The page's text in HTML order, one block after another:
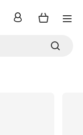
inloggen